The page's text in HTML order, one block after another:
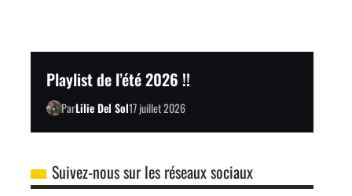
Playlist de l’été 2026 !!
ParLilie Del Sol17 juillet 2026
Suivez-nous sur les réseaux sociaux